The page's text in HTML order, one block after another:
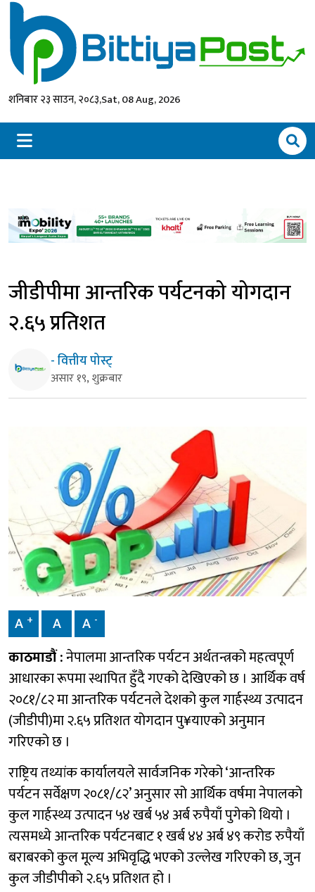
शनिबार २३ साउन, २०८३,Sat, 08 Aug, 2026
जीडीपीमा आन्तरिक पर्यटनको योगदान
२.६५ प्रतिशत
- वित्तीय पोस्ट्
असार १९, शुक्रबार
A + A A -
काठमाडौं :नेपालमा आन्तरिक पर्यटन अर्थतन्त्रको महत्वपूर्ण
आधारका रूपमा स्थापित हुँदै गएको देखिएको छ । आर्थिक वर्ष
२०८१/८२ मा आन्तरिक पर्यटनले देशको कुल गार्हस्थ्य उत्पादन
(जीडीपी)मा २.६५ प्रतिशत योगदान पु¥याएको अनुमान
गरिएको छ ।
राष्ट्रिय तथ्यांक कार्यालयले सार्वजनिक गरेको ‘आन्तरिक
पर्यटन सर्वेक्षण २०८१/८२’ अनुसार सो आर्थिक वर्षमा नेपालको
कुल गार्हस्थ्य उत्पादन ५४ खर्ब ५४ अर्ब रुपैयाँ पुगेको थियो ।
त्यसमध्ये आन्तरिक पर्यटनबाट १ खर्ब ४४ अर्ब ४९ करोड रुपैयाँ
बराबरको कुल मूल्य अभिवृद्धि भएको उल्लेख गरिएको छ, जुन
कुल जीडीपीको २.६५ प्रतिशत हो ।